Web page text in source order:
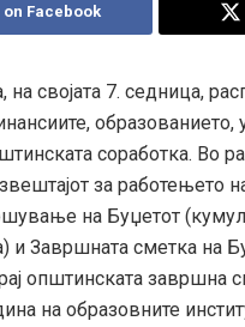
on Facebook
на својата 7. седница,
образованието,
соработка. Во
за работењето
на Буџетот
и Завршната сметка на
општинската завршна
на образовните